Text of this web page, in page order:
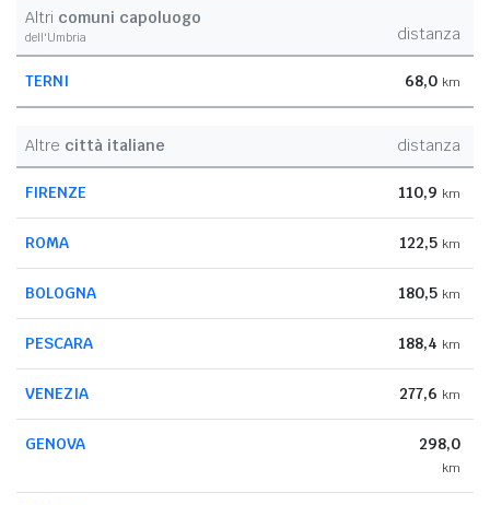
Altri comuni capoluogo
dell'Umbria distanza
TERNI 68,0 km
Altre città italiane distanza
FIRENZE 110,9 km
ROMA 122,5 km
BOLOGNA 180,5 km
PESCARA 188,4 km
VENEZIA 277,6 km
GENOVA 298,0
km